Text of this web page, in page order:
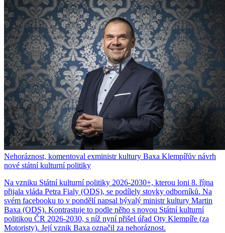
Nehoráznost, komentoval exministr kultury Baxa Klempířův návrh
nové státní kulturní politiky
Na vzniku Státní kulturní politiky 2026-2030+, kterou loni 8. října
přijala vláda Petra Fialy (ODS), se podílely stovky odborníků. Na
svém facebooku to v pondělí napsal bývalý ministr kultury Martin
Baxa (ODS). Kontrastuje to podle něho s novou Státní kulturní
politikou ČR 2026-2030, s níž nyní přišel úřad Oty Klempíře (za
Motoristy). Její vznik Baxa označil za nehoráznost.